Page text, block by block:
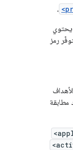
.
يحتوي
رمز
مطابقة